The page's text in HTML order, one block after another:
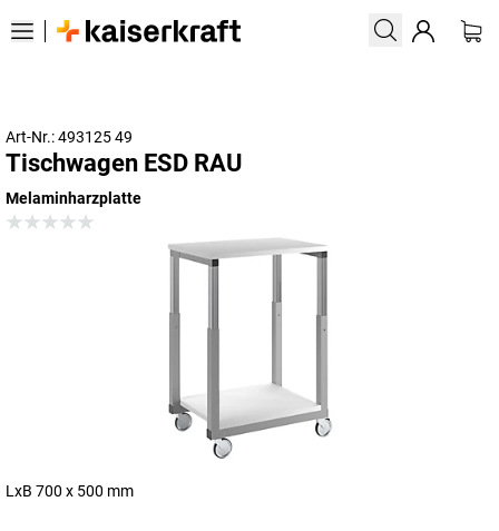
Art-Nr.: 493125 49
Tischwagen ESD RAU
Melaminharzplatte
LxB 700 x 500 mm